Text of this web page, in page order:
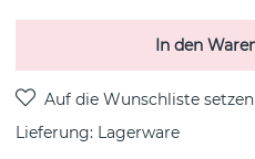
In den
Lieferung: Lagerware